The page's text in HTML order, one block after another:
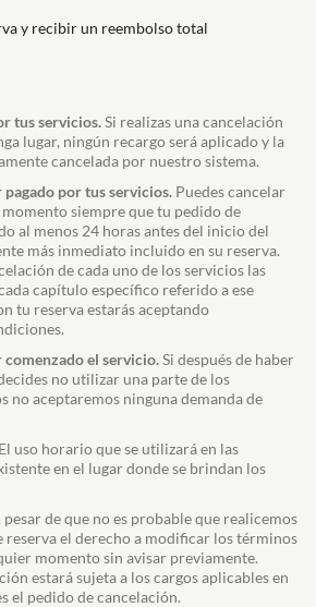
y recibir un reembolso total
tus servicios.Si realizas una cancelación
lugar, ningún recargo será aplicado y la
cancelada por nuestro sistema.
pagado por tus servicios. Puedes cancelar
siempre que tu pedido de
al menos 24 horas antes del inicio del
más inmediato incluido en su reserva.
de cada uno de los servicios las
capítulo específico referido a ese
tu reserva estarás aceptando
comenzado el servicio.Si después de haber
no utilizar una parte de los
no aceptaremos ninguna demanda de
uso horario que se utilizará en las
en el lugar donde se brindan los
pesar de que no es probable que realicemos
reserva el derecho a modificar los términos
momento sin avisar previamente.
estará sujeta a los cargos aplicables en
el pedido de cancelación.